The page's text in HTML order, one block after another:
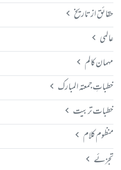
حقائق از تاریخ
عالمی
مہمان کالم
خطباتِ جمعتہ المبارک
خطبات تربیت
منظوم کلام
تجزئے